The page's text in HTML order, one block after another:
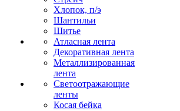
Хлопок, п/э
Шантильи
Шитье
Атласная лента
Декоративная лента
Металлизированная
лента
Светоотражающие
ленты
Косая бейка